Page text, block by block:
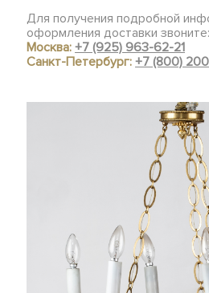
Для получения подробной
оформления доставки звоните:
Москва:+7 (925) 963-62-21
Санкт-Петербург:+7 (800)